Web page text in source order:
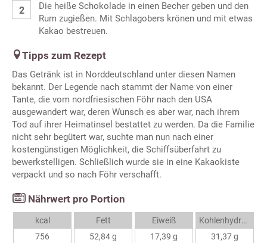
Die heiße Schokolade in einen Becher geben und den
Rum zugießen. Mit Schlagobers krönen und mit etwas
Kakao bestreuen.
Tipps zum Rezept
Das Getränk ist in Norddeutschland unter diesen Namen
bekannt. Der Legende nach stammt der Name von einer
Tante, die vom nordfriesischen Föhr nach den USA
ausgewandert war, deren Wunsch es aber war, nach ihrem
Tod auf ihrer Heimatinsel bestattet zu werden. Da die Familie
nicht sehr begütert war, suchte man nun nach einer
kostengünstigen Möglichkeit, die Schiffsüberfahrt zu
bewerkstelligen. Schließlich wurde sie in eine Kakaokiste
verpackt und so nach Föhr verschafft.
Nährwert pro Portion
kcal
756
Fett
52,84 g
Eiweiß
17,39 g
Kohlenhydrate
31,37 g